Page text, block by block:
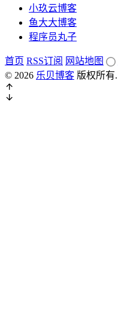
小玖云博客
鱼大大博客
程序员丸子
首页 RSS订阅 网站地图
© 2026 乐贝博客 版权所有.